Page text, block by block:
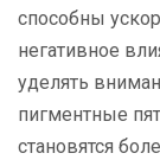
способны
негативное
уделять
пигментные
становятся